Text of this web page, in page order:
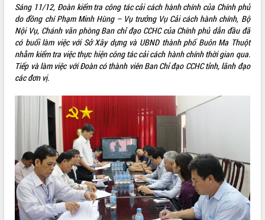
SỞ, BAN, NGÀNH
UBND CÁC XÃ, PHƯỜNG
THÔNG TIN CHỈ ĐẠO ĐIỀU HÀNH
VĂN BẢN HĐND TỈNH
ĐIỂM TIN VĂN BẢN
QUY HOẠCH - KẾ HOẠCH
Sáng 11/12, Đoàn kiểm tra công tác cải cách hành chính của Chính phủ
do đồng chí Phạm Minh Hùng – Vụ trưởng Vụ Cải cách hành chính, Bộ
Nội Vụ, Chánh văn phòng Ban chỉ đạo CCHC của Chính phủ dẫn đầu đã
có buổi làm việc với Sở Xây dựng và UBND thành phố Buôn Ma Thuột
nhằm kiểm tra việc thực hiện công tác cải cách hành chính thời gian qua.
Tiếp và làm việc với Đoàn có thành viên Ban Chỉ đạo CCHC tỉnh, lãnh đạo
các đơn vị.